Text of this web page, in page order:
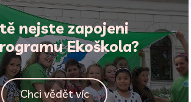
nejste zapojeni
Ekoškola?
Chci vědět víc